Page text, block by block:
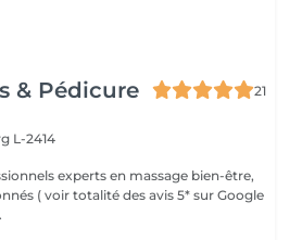
& Pédicure
21
L-2414
experts en massage bien-être,
( voir totalité des avis 5* sur Google